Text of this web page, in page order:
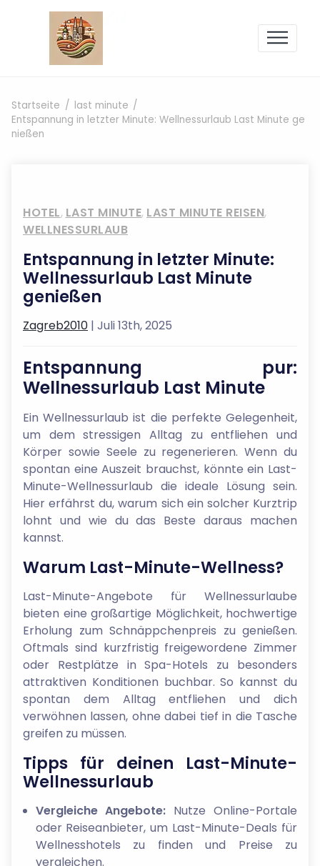
Zum Inhalt springen
Startseite
last minute
Entspannung in letzter Minute: Wellnessurlaub Last Minute ge
nießen
HOTEL, LAST MINUTE, LAST MINUTE REISEN,
WELLNESSURLAUB
Entspannung in letzter Minute:
Wellnessurlaub Last Minute
genießen
Zagreb2010 | Juli 13th, 2025
Entspannung pur:
Wellnessurlaub Last Minute
Ein Wellnessurlaub ist die perfekte Gelegenheit,
um dem stressigen Alltag zu entfliehen und
Körper sowie Seele zu regenerieren. Wenn du
spontan eine Auszeit brauchst, könnte ein Last-
Minute-Wellnessurlaub die ideale Lösung sein.
Hier erfährst du, warum sich ein solcher Kurztrip
lohnt und wie du das Beste daraus machen
kannst.
Warum Last-Minute-Wellness?
Last-Minute-Angebote für Wellnessurlaube
bieten eine großartige Möglichkeit, hochwertige
Erholung zum Schnäppchenpreis zu genießen.
Oftmals sind kurzfristig freigewordene Zimmer
oder Restplätze in Spa-Hotels zu besonders
attraktiven Konditionen buchbar. So kannst du
spontan dem Alltag entfliehen und dich
verwöhnen lassen, ohne dabei tief in die Tasche
greifen zu müssen.
Tipps für deinen Last-Minute-
Wellnessurlaub
Vergleiche Angebote: Nutze Online-Portale
oder Reiseanbieter, um Last-Minute-Deals für
Wellnesshotels zu finden und Preise zu
vergleichen.